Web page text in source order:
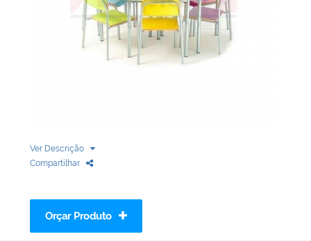
Ver Descrição
Compartilhar
Orçar Produto
Linha Wood Prime